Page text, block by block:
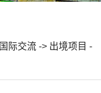
国际交流 -> 出境项目 -